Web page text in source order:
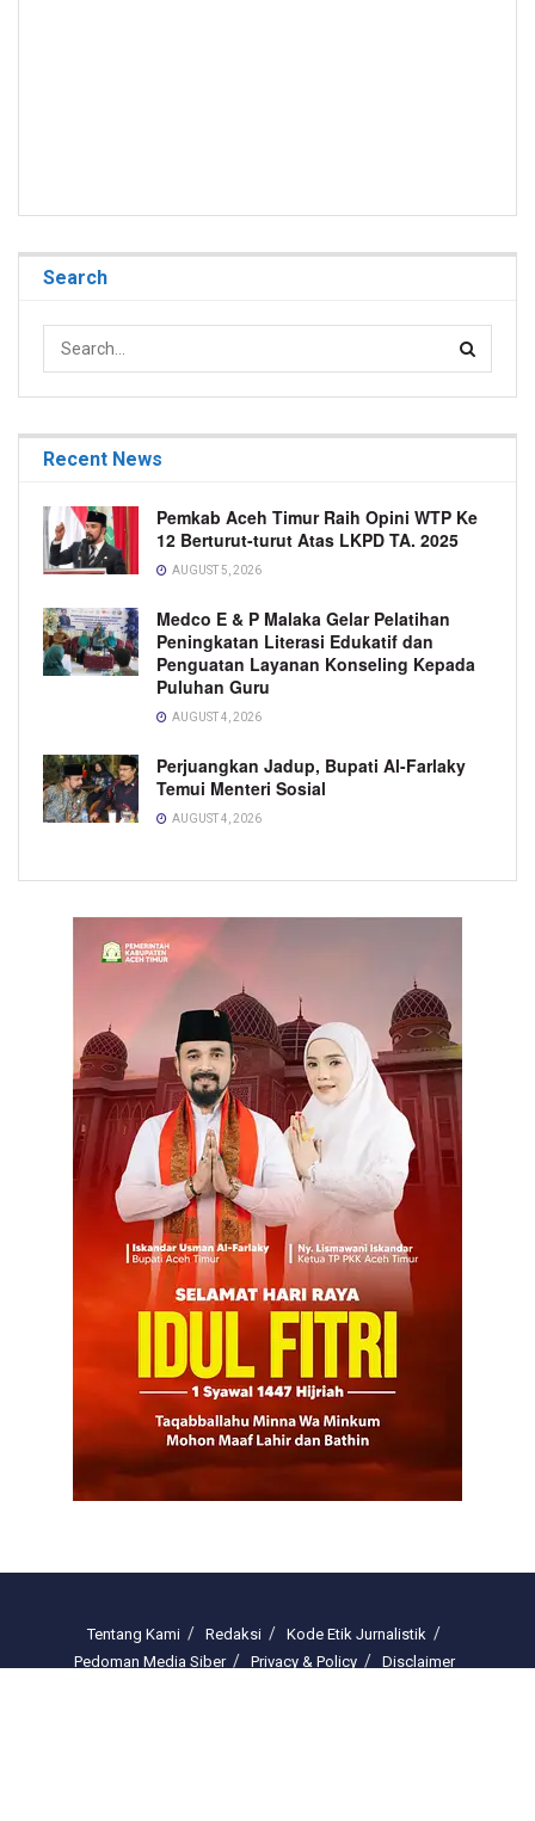
Search
Recent News
Pemkab Aceh Timur Raih Opini WTP Ke
12 Berturut-turut Atas LKPD TA. 2025
AUGUST 5, 2026
Medco E & P Malaka Gelar Pelatihan
Peningkatan Literasi Edukatif dan
Penguatan Layanan Konseling Kepada
Puluhan Guru
AUGUST 4, 2026
Perjuangkan Jadup, Bupati Al-Farlaky
Temui Menteri Sosial
AUGUST 4, 2026
Tentang Kami Redaksi
Kode Etik Jurnalistik
Pedoman Media Siber
Privacy & Policy Disclaimer